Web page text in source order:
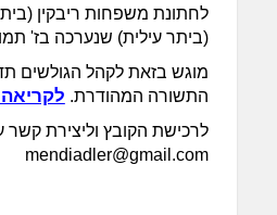
לחתונת משפחות ריבקין
(ביתר עילית) שנערכה בז'
מוגש בזאת לקהל הגולשים
התשורה המהודרת. לקריאה
לרכישת הקובץ וליצירת
mendiadler@gmail.com